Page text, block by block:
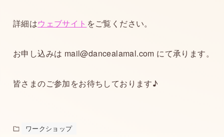
詳細はウェブサイト をご覧ください。
お申し込みは mail@dancealamal.com にて承ります。
皆さまのご参加をお待ちしております♪
ワークショップ